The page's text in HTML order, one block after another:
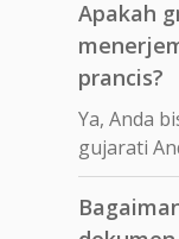
Apakah
prancis?
Ya, Anda
gujarati